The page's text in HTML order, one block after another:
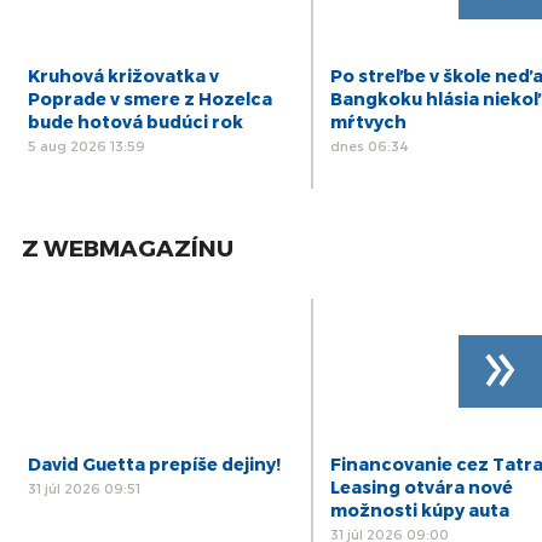
Kruhová križovatka v
Poprade v smere z Hozelca
bude hotová budúci rok
5 aug 2026 13:59
Po streľbe v škole
Bangkoku hlásia
mŕtvych
dnes 06:34
Z WEBMAGAZÍNU
David Guetta prepíše dejiny!
31 júl 2026 09:51
Financovanie cez Tatra
Leasing otvára nové
možnosti kúpy auta
31 júl 2026 09:00
»